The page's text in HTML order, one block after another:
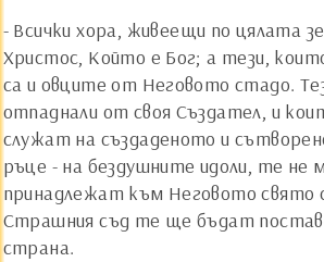
- Всички хора, живеещи по цялата
Христос, Който е Бог; а тези,
са и овците от Неговото стадо.
отпаднали от своя Създател, и
служат на създаденото и
ръце - на бездушните идоли, те не
принадлежат към Неговото свято
Страшния съд те ще бъдат
страна.